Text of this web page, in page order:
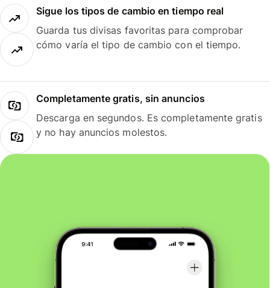
Sigue los tipos de cambio en tiempo real
Guarda tus divisas favoritas para comprobar
cómo varía el tipo de cambio con el tiempo.
Completamente gratis, sin anuncios
Descarga en segundos. Es completamente gratis
y no hay anuncios molestos.